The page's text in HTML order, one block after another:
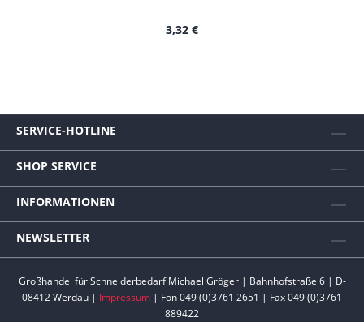
3,32 €
SERVICE-HOTLINE
SHOP SERVICE
INFORMATIONEN
NEWSLETTER
Großhandel für Schneiderbedarf Michael Gröger | Bahnhofstraße 6 | D-
08412 Werdau | Impressum | Fon 049 (0)3761 2651 | Fax 049 (0)3761
889422